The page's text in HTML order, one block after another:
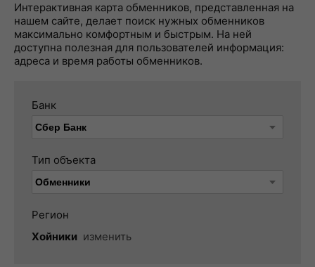
Интерактивная карта обменников, представленная на
нашем сайте, делает поиск нужных обменников
максимально комфортным и быстрым. На ней
доступна полезная для пользователей информация:
адреса и время работы обменников.
Банк
Тип объекта
Регион
Хойники изменить